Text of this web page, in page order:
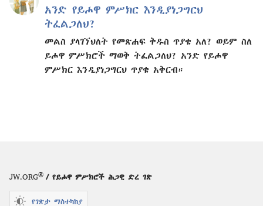
አንድ የይሖዋ ምሥክር እንዲያነጋግርህ
ትፈልጋለህ?
መልስ ያላገኘህለት የመጽሐፍ ቅዱስ ጥያቄ አለ? ወይም ስለ
ይሖዋ ምሥክሮች ማወቅ ትፈልጋለህ? አንድ የይሖዋ
ምሥክር እንዲያነጋግርህ ጥያቄ አቅርብ።
JW.ORG® / የይሖዋ ምሥክሮች ሕጋዊ ድረ ገጽ
የገጽታ ማስተካከያ